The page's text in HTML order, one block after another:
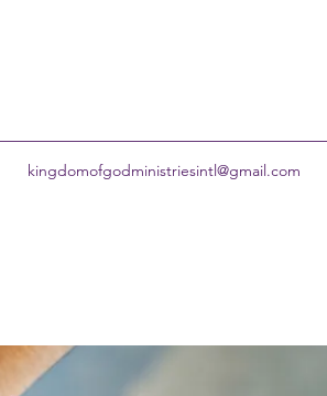
kingdomofgodministriesintl@gmail.com